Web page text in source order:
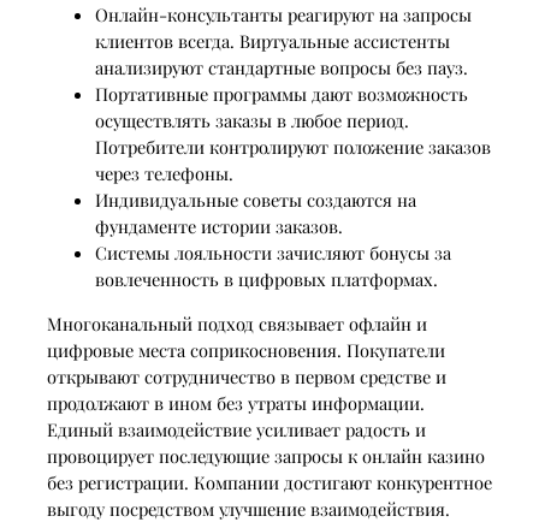
Онлайн-консультанты реагируют на запросы
клиентов всегда. Виртуальные ассистенты
анализируют стандартные вопросы без пауз.
Портативные программы дают возможность
осуществлять заказы в любое период.
Потребители контролируют положение заказов
через телефоны.
Индивидуальные советы создаются на
фундаменте истории заказов.
Системы лояльности зачисляют бонусы за
вовлеченность в цифровых платформах.
Многоканальный подход связывает офлайн и
цифровые места соприкосновения. Покупатели
открывают сотрудничество в первом средстве и
продолжают в ином без утраты информации.
Единый взаимодействие усиливает радость и
провоцирует последующие запросы к онлайн казино
без регистрации. Компании достигают конкурентное
выгоду посредством улучшение взаимодействия.